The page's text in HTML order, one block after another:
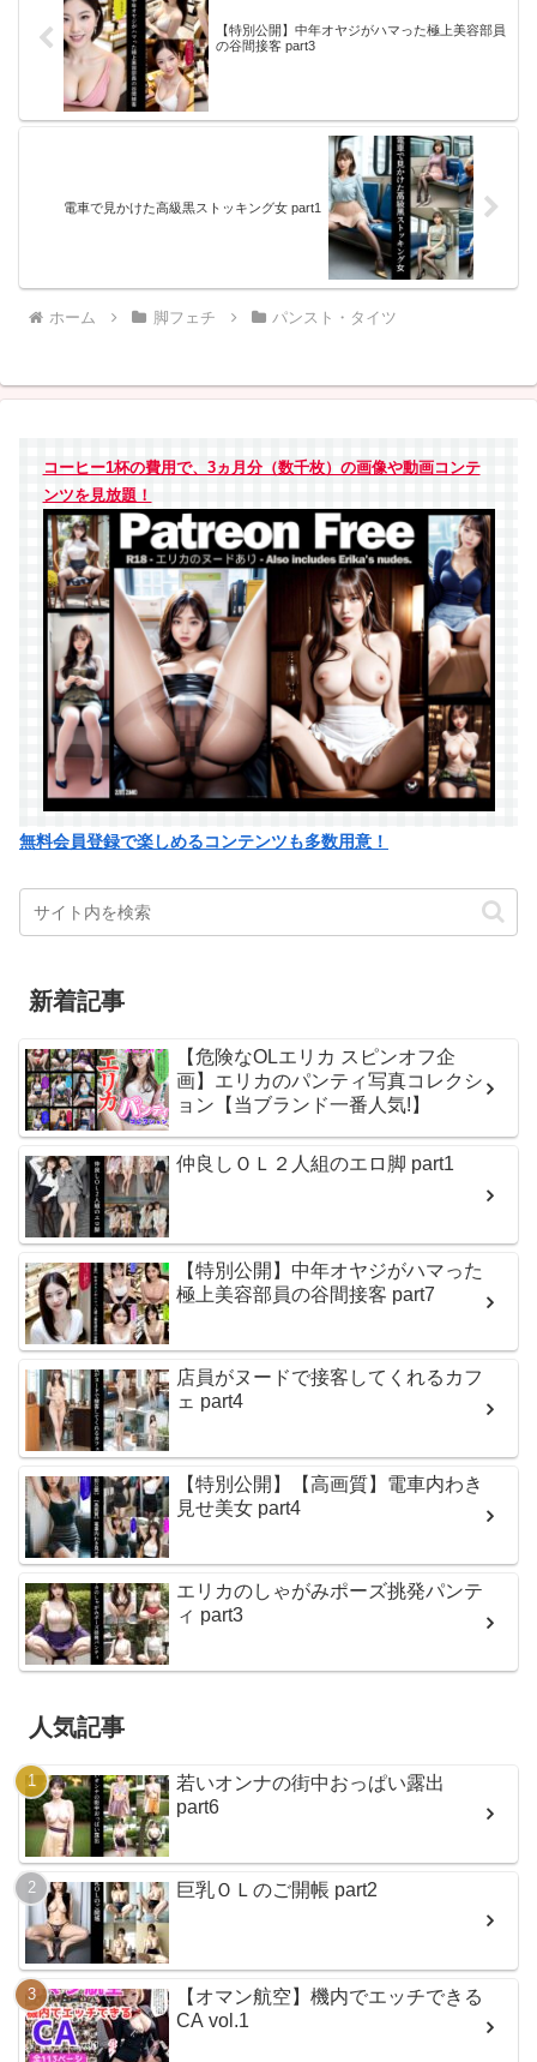
【特別公開】中年オヤジがハマった極上美容部員
の谷間接客 part3
電車で見かけた高級黒ストッキング女 part1
ホーム 脚フェチ パンスト・タイツ
コーヒー1杯の費用で、3ヵ月分（数千枚）の画像や動画コンテ
ンツを見放題！
無料会員登録で楽しめるコンテンツも多数用意！
新着記事
【危険なOLエリカ スピンオフ企
画】エリカのパンティ写真コレクシ
ョン【当ブランド一番人気!】
仲良しＯＬ２人組のエロ脚 part1
【特別公開】中年オヤジがハマった
極上美容部員の谷間接客 part7
店員がヌードで接客してくれるカフ
ェ part4
【特別公開】【高画質】電車内わき
見せ美女 part4
エリカのしゃがみポーズ挑発パンテ
ィ part3
人気記事
若いオンナの街中おっぱい露出
part6
巨乳ＯＬのご開帳 part2
【オマン航空】機内でエッチできる
CA vol.1